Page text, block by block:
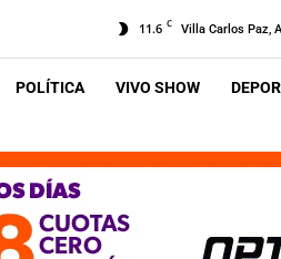
11.6 C Villa Carlos Paz,
POLÍTICA VIVO SHOW